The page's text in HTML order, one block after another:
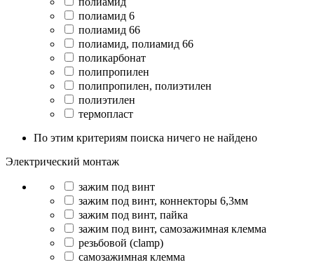
полиамид 6
полиамид 66
полиамид, полиамид 66
поликарбонат
полипропилен
полипропилен, полиэтилен
полиэтилен
термопласт
По этим критериям поиска ничего не найдено
Электрический монтаж
зажим под винт
зажим под винт, коннекторы 6,3мм
зажим под винт, пайка
зажим под винт, самозажимная клемма
резьбовой (clamp)
самозажимная клемма